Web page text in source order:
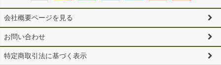
会社概要ページを見る
お問い合わせ
特定商取引法に基づく表示